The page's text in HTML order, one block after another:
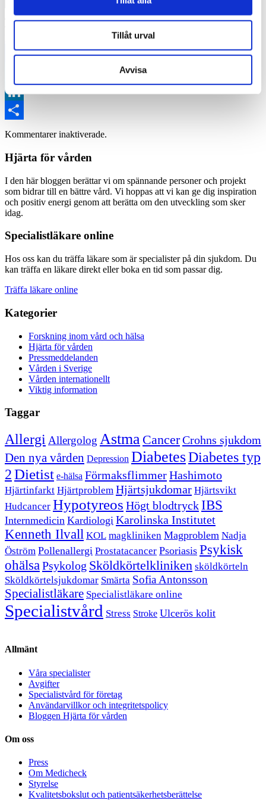
Tillåt urval
Avvisa
Hjärta för vården
Twitter
LinkedIn
Dela
Kommentarer inaktiverade.
Hjärta för vården
I den här bloggen berättar vi om spännande personer och projekt
som bidrar till en bättre vård. Vi hoppas att vi kan ge dig inspiration
och positiv energi genom att berätta om den utveckling som sker
idag.
Specialistläkare online
Hos oss kan du träffa läkare som är specialister på din sjukdom. Du
kan träffa en läkare direkt eller boka en tid som passar dig.
Träffa läkare online
Kategorier
Forskning inom vård och hälsa
Hjärta för vården
Pressmeddelanden
Vården i Sverige
Vården internationellt
Viktig information
Taggar
Allergi Allergolog Astma CancerCrohns sjukdom
Den nya vården Depression DiabetesDiabetes typ
2Dietist e-hälsa FörmaksflimmerHashimoto
Hjärtinfarkt Hjärtproblem Hjärtsjukdomar Hjärtsvikt
Hudcancer Hypotyreos Högt blodtryckIBS
Internmedicin Kardiologi Karolinska Institutet
Kenneth Ilvall KOL magkliniken Magproblem Nadja
Öström Pollenallergi Prostatacancer Psoriasis Psykisk
ohälsaPsykolog Sköldkörtelkliniken sköldkörteln
Sköldkörtelsjukdomar Smärta Sofia Antonsson
Specialistläkare Specialistläkare online
Specialistvård Stress Stroke Ulcerös kolit
Allmänt
Våra specialister
Avgifter
Specialistvård för företag
Användarvillkor och integritetspolicy
Bloggen Hjärta för vården
Om oss
Press
Om Medicheck
Styrelse
Kvalitetsbokslut och patientsäkerhetsberättelse